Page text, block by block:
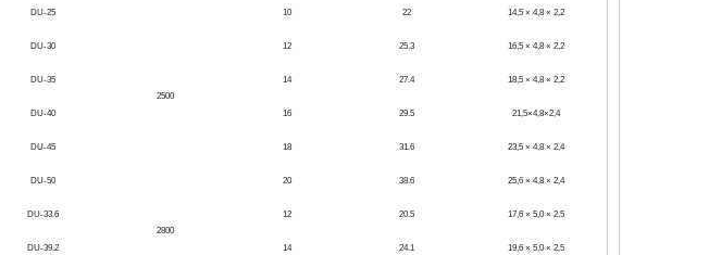
DU-25
2500
10 22 14,5 × 4,8 × 2,2
DU-30 12 25.3 16,5 × 4,8 × 2,2
DU-35 14 27.4 18,5 × 4,8 × 2,2
DU-40 16 29.5 21,5×4,8×2,4
DU-45 18 31.6 23,5 × 4,8 × 2,4
DU-50 20 38.6 25,6 × 4,8 × 2,4
DU-33.6
2800
12 20.5 17,6 × 5,0 × 2,5
DU-39.2 14 24.1 19,6 × 5,0 × 2,5